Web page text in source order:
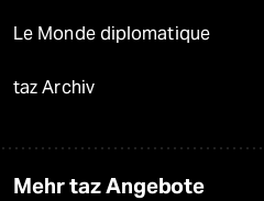
Le Monde diplomatique
taz Archiv
Mehr taz Angebote